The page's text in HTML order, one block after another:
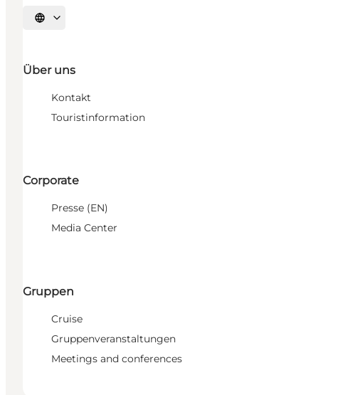
Sprache auswählen
Über uns
Kontakt
Touristinformation
Corporate
Presse (EN)
Media Center
Gruppen
Cruise
Gruppenveranstaltungen
Meetings and conferences